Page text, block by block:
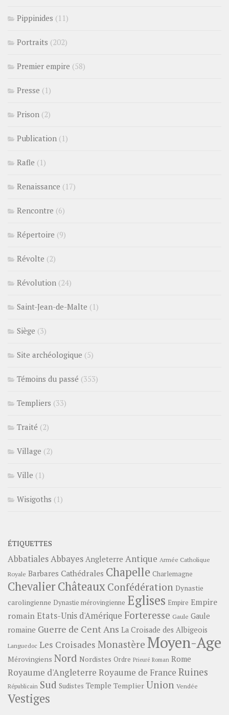
Pippinides (11)
Portraits (202)
Premier empire (58)
Presse (1)
Prison (2)
Publication (1)
Rafle (1)
Renaissance (17)
Rencontre (6)
Répertoire (9)
Révolte (2)
Révolution (24)
Saint-Jean-de-Malte (1)
Siège (3)
Site archéologique (5)
Témoins du passé (353)
Templiers (33)
Traité (2)
Village (2)
Ville (1)
Wisigoths (1)
ÉTIQUETTES
AbbatialesAbbayes Angleterre Antique Armée Catholique
Royale Barbares Cathédrales Chapelle Charlemagne
ChevalierChâteauxConfédération Dynastie
carolingienne Dynastie mérovingienne Eglises Empire Empire
romainEtats-Unis d'Amérique Forteresse Gaule Gaule
romaine Guerre de Cent Ans La Croisade des Albigeois
Languedoc Les Croisades Monastère Moyen-Age
Mérovingiens Nord Nordistes Ordre Prieuré Roman Rome
Royaume d'Angleterre Royaume de France Ruines
Républicain Sud Sudistes Temple Templier Union Vendée
Vestiges